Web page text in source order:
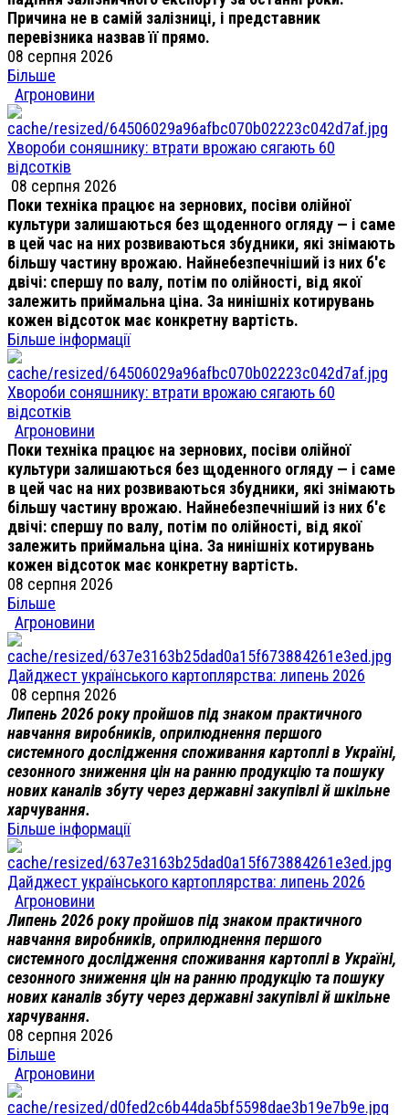
Причина не в самій залізниці, і представник
перевізника назвав її прямо.
08 серпня 2026
Більше
Агроновини
Хвороби соняшнику: втрати врожаю сягають 60
відсотків
08 серпня 2026
Поки техніка працює на зернових, посіви олійної
культури залишаються без щоденного огляду — і саме
в цей час на них розвиваються збудники, які знімають
більшу частину врожаю. Найнебезпечніший із них б'є
двічі: спершу по валу, потім по олійності, від якої
залежить приймальна ціна. За нинішніх котирувань
кожен відсоток має конкретну вартість.
Більше інформації
Хвороби соняшнику: втрати врожаю сягають 60
відсотків
Агроновини
Поки техніка працює на зернових, посіви олійної
культури залишаються без щоденного огляду — і саме
в цей час на них розвиваються збудники, які знімають
більшу частину врожаю. Найнебезпечніший із них б'є
двічі: спершу по валу, потім по олійності, від якої
залежить приймальна ціна. За нинішніх котирувань
кожен відсоток має конкретну вартість.
08 серпня 2026
Більше
Агроновини
Дайджест українського картоплярства: липень 2026
08 серпня 2026
Липень 2026 року пройшов під знаком практичного
навчання виробників, оприлюднення першого
системного дослідження споживання картоплі в Україні,
сезонного зниження цін на ранню продукцію та пошуку
нових каналів збуту через державні закупівлі й шкільне
харчування.
Більше інформації
Дайджест українського картоплярства: липень 2026
Агроновини
Липень 2026 року пройшов під знаком практичного
навчання виробників, оприлюднення першого
системного дослідження споживання картоплі в Україні,
сезонного зниження цін на ранню продукцію та пошуку
нових каналів збуту через державні закупівлі й шкільне
харчування.
08 серпня 2026
Більше
Агроновини